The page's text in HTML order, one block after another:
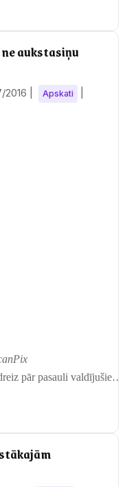
aukstasiņu
2016 Apskati
pār pasauli valdījušie…